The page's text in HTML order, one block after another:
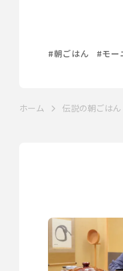
#朝ごはん #モー
ホーム 伝説の朝ごはん